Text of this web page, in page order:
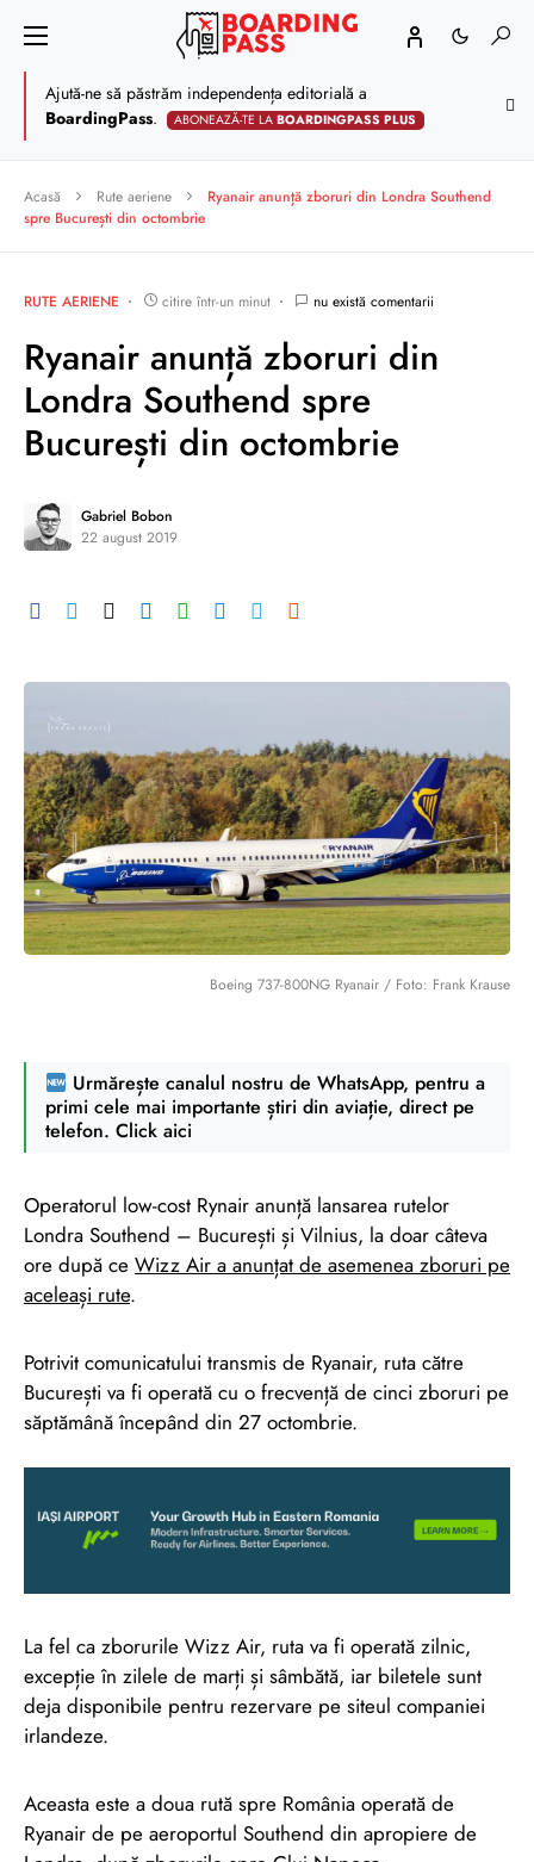
Ajută-ne să păstrăm independența editorială a
BoardingPass. ABONEAZĂ-TE LABOARDINGPASS PLUS
Acasă Rute aeriene
Ryanair anunță zboruri din Londra Southend
spre București din octombrie
RUTE AERIENE citire într-un minut nu există comentarii
Ryanair anunță zboruri din
Londra Southend spre
București din octombrie
Gabriel Bobon
22 august 2019
Boeing 737-800NG Ryanair / Foto: Frank Krause
Urmărește canalul nostru de WhatsApp, pentru a
primi cele mai importante știri din aviație, direct pe
telefon. Click aici
Operatorul low-cost Rynair anunță lansarea rutelor
Londra Southend – București și Vilnius, la doar câteva
ore după ce Wizz Air a anunțat de asemenea zboruri pe
aceleași rute.
Potrivit comunicatului transmis de Ryanair, ruta către
București va fi operată cu o frecvență de cinci zboruri pe
săptămână începând din 27 octombrie.
La fel ca zborurile Wizz Air, ruta va fi operată zilnic,
excepție în zilele de marți și sâmbătă, iar biletele sunt
deja disponibile pentru rezervare pe siteul companiei
irlandeze.
Aceasta este a doua rută spre România operată de
Ryanair de pe aeroportul Southend din apropiere de